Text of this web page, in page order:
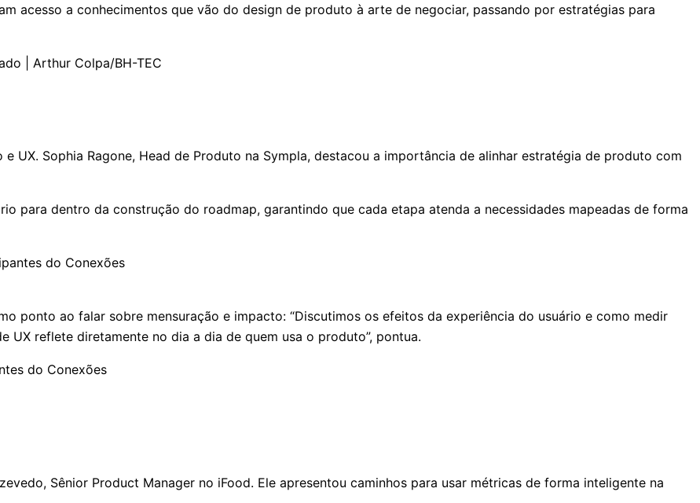
acesso a conhecimentos que vão do design de produto à arte de negociar, passando por estratégias para
UX. Sophia Ragone, Head de Produto na Sympla, destacou a importância de alinhar estratégia de produto com
para dentro da construção do roadmap, garantindo que cada etapa atenda a necessidades mapeadas de forma
ponto ao falar sobre mensuração e impacto: “Discutimos os efeitos da experiência do usuário e como medir
UX reflete diretamente no dia a dia de quem usa o produto”, pontua.
Sênior Product Manager no iFood. Ele apresentou caminhos para usar métricas de forma inteligente na